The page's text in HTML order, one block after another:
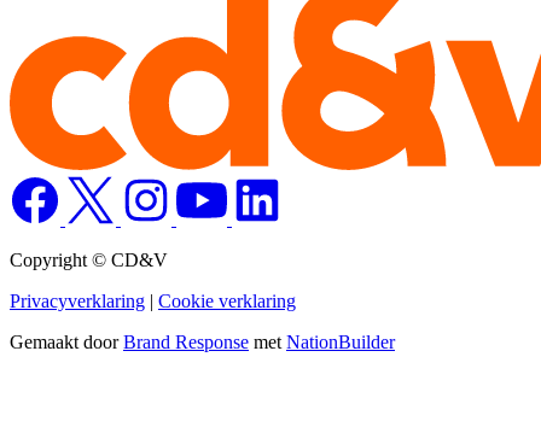
Copyright © CD&V
Privacyverklaring | Cookie verklaring
Gemaakt doorBrand Response met NationBuilder